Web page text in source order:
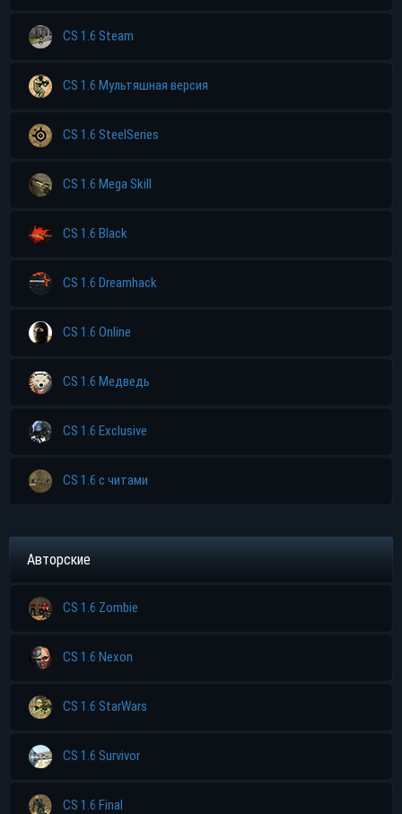
CS 1.6 Steam
CS 1.6 Мультяшная версия
CS 1.6 SteelSeries
CS 1.6 Mega Skill
CS 1.6 Black
CS 1.6 Dreamhack
CS 1.6 Online
CS 1.6 Медведь
CS 1.6 Exclusive
CS 1.6 с читами
Авторские
CS 1.6 Zombie
CS 1.6 Nexon
CS 1.6 StarWars
CS 1.6 Survivor
CS 1.6 Final